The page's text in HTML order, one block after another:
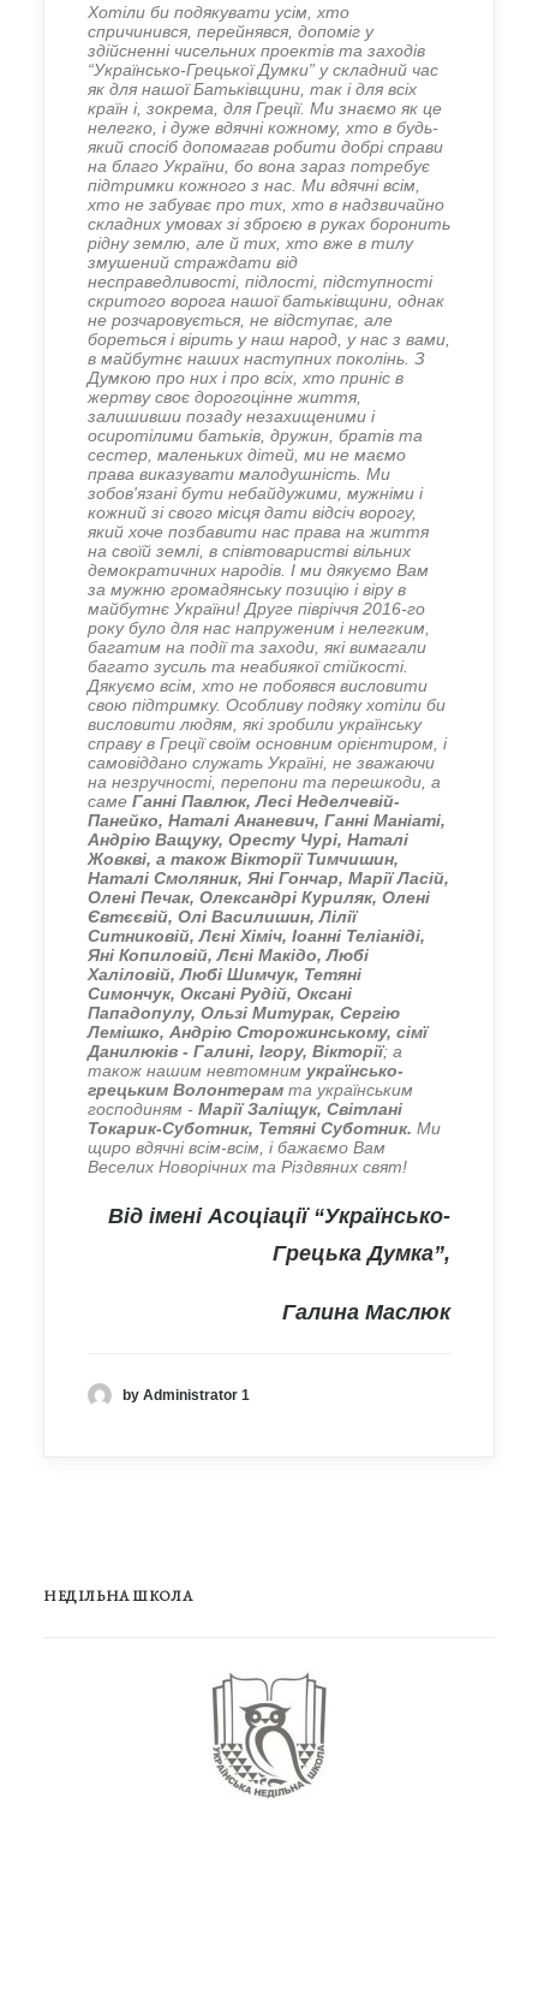
Хотіли би подякувати усім, хто
спричинився, перейнявся, допоміг у
здійсненні чисельних проектів та заходів
“Українсько-Грецької Думки” у складний час
як для нашої Батьківщини, так і для всіх
країн і, зокрема, для Греції. Ми знаємо як це
нелегко, і дуже вдячні кожному, хто в будь-
який спосіб допомагав робити добрі справи
на благо України, бо вона зараз потребує
підтримки кожного з нас. Ми вдячні всім,
хто не забуває про тих, хто в надзвичайно
складних умовах зі зброєю в руках боронить
рідну землю, але й тих, хто вже в тилу
змушений страждати від
несправедливості, підлості, підступності
скритого ворога нашої батьківщини, однак
не розчаровується, не відступає, але
бореться і вірить у наш народ, у нас з вами,
в майбутнє наших наступних поколінь. З
Думкою про них і про всіх, хто приніс в
жертву своє дорогоцінне життя,
залишивши позаду незахищеними і
осиротілими батьків, дружин, братів та
сестер, маленьких дітей, ми не маємо
права виказувати малодушність. Ми
зобов'язані бути небайдужими, мужніми і
кожний зі свого місця дати відсіч ворогу,
який хоче позбавити нас права на життя
на своїй землі, в співтоваристві вільних
демократичних народів. І ми дякуємо Вам
за мужню громадянську позицію і віру в
майбутнє України! Друге півріччя 2016-го
року було для нас напруженим і нелегким,
багатим на події та заходи, які вимагали
багато зусиль та неабиякої стійкості.
Дякуємо всім, хто не побоявся висловити
свою підтримку. Особливу подяку хотіли би
висловити людям, які зробили українську
справу в Греції своїм основним орієнтиром, і
самовіддано служать Україні, не зважаючи
на незручності, перепони та перешкоди, а
саме Ганні Павлюк, Лесі Неделчевій-
Панейко, Наталі Ананевич, Ганні Маніаті,
Андрію Ващуку, Оресту Чурі, Наталі
Жовкві, а також Вікторії Тимчишин,
Наталі Смоляник, Яні Гончар, Марії Ласій,
Олені Печак, Олександрі Куриляк, Олені
Євтєєвій, Олі Василишин, Лілії
Ситниковій, Лєні Хіміч, Іоанні Теліаніді,
Яні Копиловій, Лєні Макідо, Любі
Халіловій, Любі Шимчук, Тетяні
Симончук, Оксані Рудій, Оксані
Пападопулу, Ользі Митурак, Сергію
Лемішко, Андрію Сторожинському, сімї
Данилюків - Галині, Ігору, Вікторії; а
також нашим невтомним українсько-
грецьким Волонтерам та українським
господиням - Марії Заліщук, Світлані
Токарик-Суботник, Тетяні Суботник. Ми
щиро вдячні всім-всім, і бажаємо Вам
Веселих Новорічних та Різдвяних свят!
Від імені Асоціації “Українсько-
Грецька Думка”,
Галина Маслюк
by Administrator 1
НЕДІЛЬНА ШКОЛА